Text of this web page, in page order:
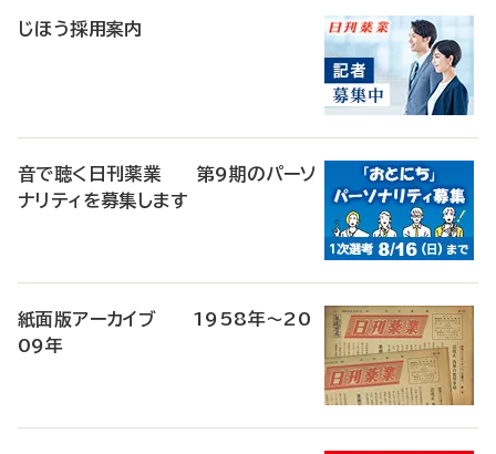
じほう採用案内
音で聴く日刊薬業 第9期のパーソ
ナリティを募集します
紙面版アーカイブ 1958年～20
09年